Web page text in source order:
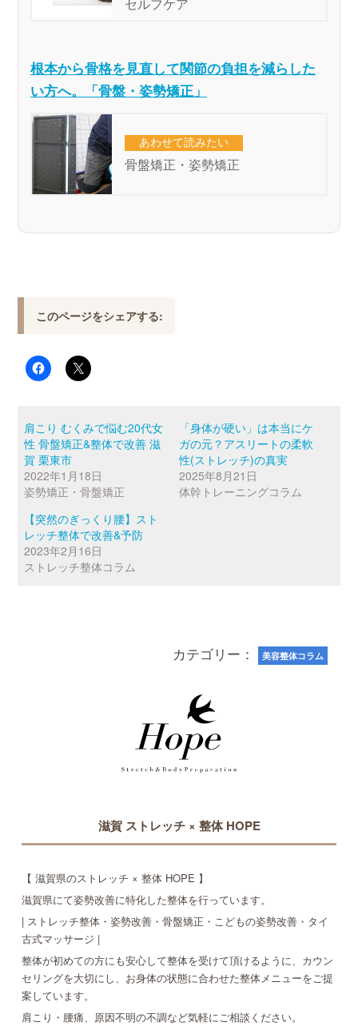
根本から骨格を見直して関節の負担を減らした
い方へ。「骨盤・姿勢矯正」
このページをシェアする:
肩こり むくみで悩む20代女
性 骨盤矯正&整体で改善 滋
賀 栗東市
2022年1月18日
姿勢矯正・骨盤矯正
「身体が硬い」は本当にケ
ガの元？アスリートの柔軟
性(ストレッチ)の真実
2025年8月21日
体幹トレーニングコラム
【突然のぎっくり腰】スト
レッチ整体で改善&予防
2023年2月16日
ストレッチ整体コラム
カテゴリー： 美容整体コラム
滋賀 ストレッチ × 整体 HOPE
【 滋賀県のストレッチ × 整体 HOPE 】
滋賀県にて姿勢改善に特化した整体を行っています。
| ストレッチ整体・姿勢改善・骨盤矯正・こどもの姿勢改善・タイ
古式マッサージ |
整体が初めての方にも安心して整体を受けて頂けるように、カウン
セリングを大切にし、お身体の状態に合わせた整体メニューをご提
案しています。
肩こり・腰痛、原因不明の不調など気軽にご相談ください。